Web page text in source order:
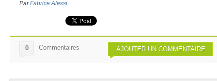
ParFabrice Alessi
AJOUTER UN COMMENTAIRE
0 Commentaires